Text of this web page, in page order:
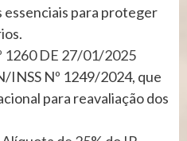
essenciais para proteger
1260 DE 27/01/2025
INSS Nº 1249/2024, que
para reavaliação dos